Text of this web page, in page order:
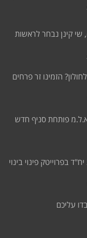
לאחר 30 שנה, שי קינן נבחר לראשות
הזמינו זר פרחים
פותחת סניף חדש
חברת אורון נדל"ן תבנה 270 יח"ד בפרוייטק פינוי בינוי
עליכם